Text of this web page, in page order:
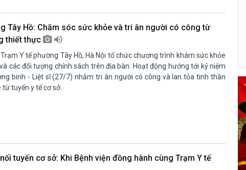
E-Magazine
Tây Hồ: Chăm sóc sức khỏe và tri ân người có công từ
thiết thực
Y tế phường Tây Hồ, Hà Nội tổ chức chương trình khám sức khỏe
các đối tượng chính sách trên địa bàn. Hoạt động hướng tới kỷ niệm
binh - Liệt sĩ (27/7) nhằm tri ân người có công và lan tỏa tinh thần
tuyến y tế cơ sở.
tuyến cơ sở: Khi Bệnh viện đồng hành cùng Trạm Y tế